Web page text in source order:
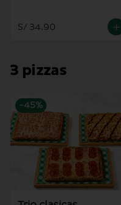
S/ 34.90
3 pizzas
-45%